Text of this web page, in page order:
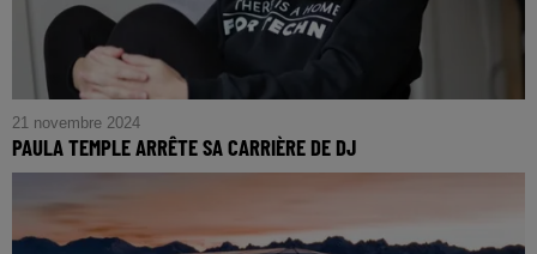
21 novembre 2024
PAULA TEMPLE ARRÊTE SA CARRIÈRE DE DJ